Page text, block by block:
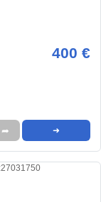
400 €
➦ ➜